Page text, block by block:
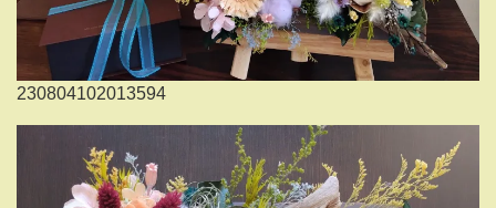
230804102013594